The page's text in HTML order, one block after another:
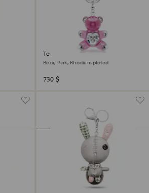
Teddy key ring
Bear, Pink, Rhodium plated
730 $